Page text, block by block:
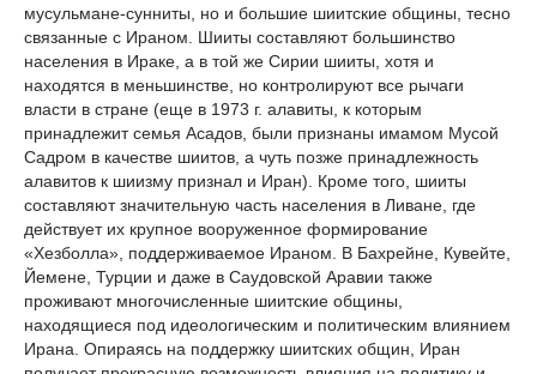
мусульмане-сунниты, но и большие шиитские общины, тесно
связанные с Ираном. Шииты составляют большинство
населения в Ираке, а в той же Сирии шииты, хотя и
находятся в меньшинстве, но контролируют все рычаги
власти в стране (еще в 1973 г. алавиты, к которым
принадлежит семья Асадов, были признаны имамом Мусой
Садром в качестве шиитов, а чуть позже принадлежность
алавитов к шиизму признал и Иран). Кроме того, шииты
составляют значительную часть населения в Ливане, где
действует их крупное вооруженное формирование
«Хезболла», поддерживаемое Ираном. В Бахрейне, Кувейте,
Йемене, Турции и даже в Саудовской Аравии также
проживают многочисленные шиитские общины,
находящиеся под идеологическим и политическим влиянием
Ирана. Опираясь на поддержку шиитских общин, Иран